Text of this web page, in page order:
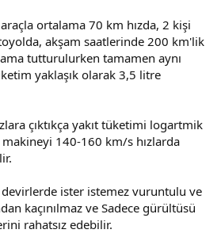
ortalama 70 km hızda, 2 kişi
akşam saatlerinde 200 km'lik
tutturulurken tamamen aynı
yaklaşık olarak 3,5 litre
çıktıkça yakıt tüketimi logartmik
140-160 km/s hızlarda
ister istemez vuruntulu ve
kaçınılmaz ve Sadece gürültüsü
rahatsız edebilir.